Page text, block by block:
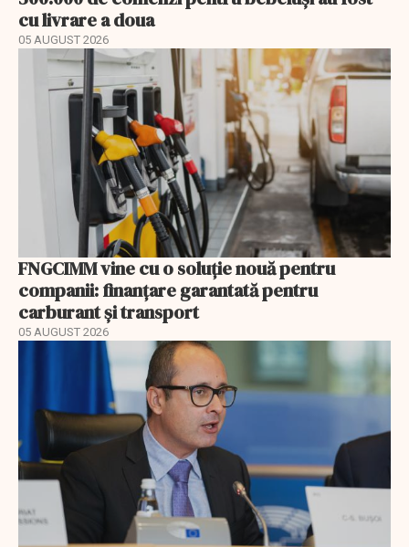
cu livrare a doua
05 AUGUST 2026
FNGCIMM vine cu o soluție nouă pentru
companii: finanțare garantată pentru
carburant și transport
05 AUGUST 2026